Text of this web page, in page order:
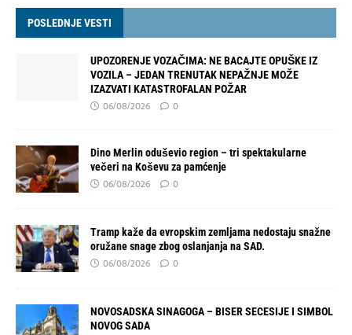
POSLEDNJE VESTI
UPOZORENJE VOZAČIMA: NE BACAJTE OPUŠKE IZ
VOZILA – JEDAN TRENUTAK NEPAŽNJE MOŽE
IZAZVATI KATASTROFALAN POŽAR
06/08/2026 0
Dino Merlin oduševio region – tri spektakularne
večeri na Koševu za pamćenje
06/08/2026 0
Tramp kaže da evropskim zemljama nedostaju snažne
oružane snage zbog oslanjanja na SAD.
06/08/2026 0
NOVOSADSKA SINAGOGA – BISER SECESIJE I SIMBOL
NOVOG SADA